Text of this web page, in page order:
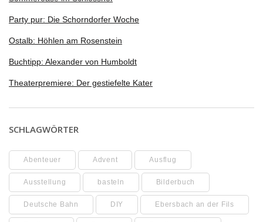
Party pur: Die Schorndorfer Woche
Ostalb: Höhlen am Rosenstein
Buchtipp: Alexander von Humboldt
Theaterpremiere: Der gestiefelte Kater
SCHLAGWÖRTER
Abenteuer Advent Ausflug
Ausstellung basteln Bilderbuch
Deutsche Bahn DIY Ebersbach an der Fils